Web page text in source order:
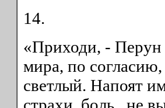
14.
«Приходи, - Перун
мира, по
светлый. Напоят